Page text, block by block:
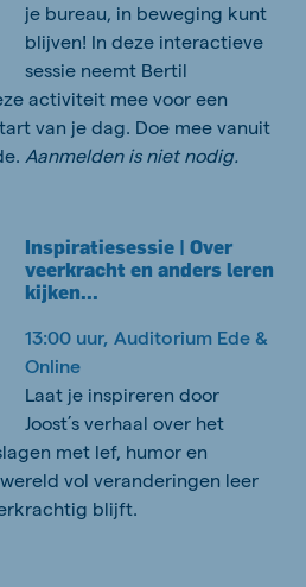
je bureau, in beweging kunt
blijven! In deze interactieve
sessie neemt Bertil
activiteit mee voor een
van je dag. Doe mee vanuit
Aanmelden is niet nodig.
Inspiratiesessie | Over
veerkracht en anders leren
kijken...
13:00 uur, Auditorium Ede &
Online
Laat je inspireren door
Joost’s verhaal over het
met lef, humor en
vol veranderingen leer
blijft.